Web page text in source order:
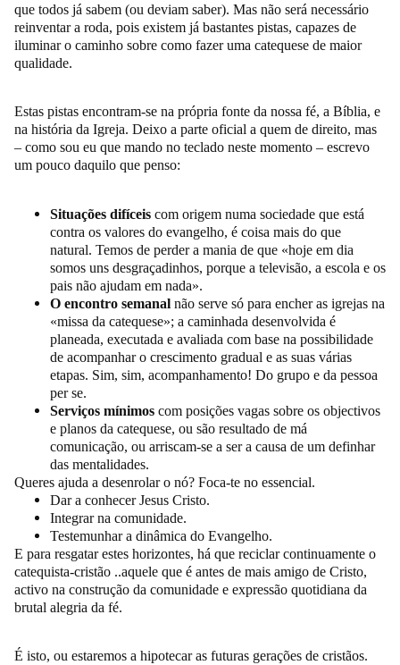
que todos já sabem (ou deviam saber). Mas não será necessário
reinventar a roda, pois existem já bastantes pistas, capazes de
iluminar o caminho sobre como fazer uma catequese de maior
qualidade.
Estas pistas encontram-se na própria fonte da nossa fé, a Bíblia, e
na história da Igreja. Deixo a parte oficial a quem de direito, mas
– como sou eu que mando no teclado neste momento – escrevo
um pouco daquilo que penso:
Situações difíceis com origem numa sociedade que está
contra os valores do evangelho, é coisa mais do que
natural. Temos de perder a mania de que «hoje em dia
somos uns desgraçadinhos, porque a televisão, a escola e os
pais não ajudam em nada».
O encontro semanal não serve só para encher as igrejas na
«missa da catequese»; a caminhada desenvolvida é
planeada, executada e avaliada com base na possibilidade
de acompanhar o crescimento gradual e as suas várias
etapas. Sim, sim, acompanhamento! Do grupo e da pessoa
per se.
Serviços mínimos com posições vagas sobre os objectivos
e planos da catequese, ou são resultado de má
comunicação, ou arriscam-se a ser a causa de um definhar
das mentalidades.
Queres ajuda a desenrolar o nó? Foca-te no essencial.
Dar a conhecer Jesus Cristo.
Integrar na comunidade.
Testemunhar a dinâmica do Evangelho.
E para resgatar estes horizontes, há que reciclar continuamente o
catequista-cristão ..aquele que é antes de mais amigo de Cristo,
activo na construção da comunidade e expressão quotidiana da
brutal alegria da fé.
É isto, ou estaremos a hipotecar as futuras gerações de cristãos.